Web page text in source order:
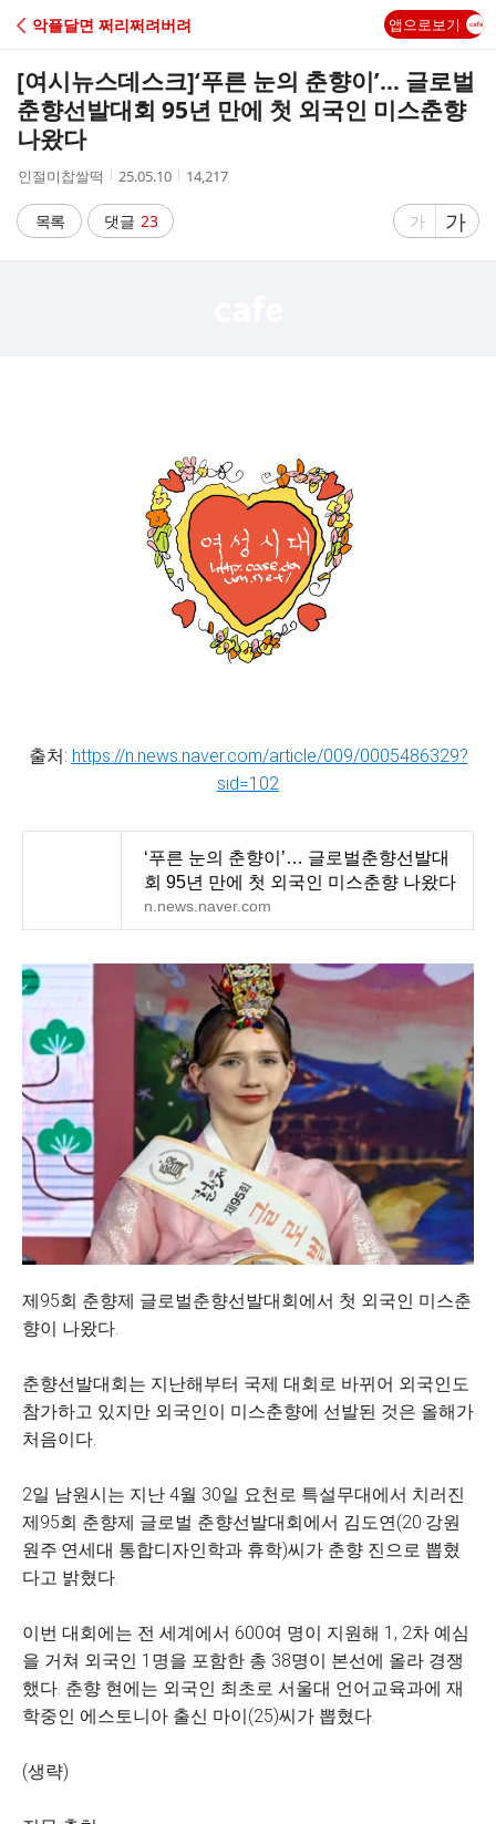
C
A
악플달면 쩌리쩌려버려 앱으로보기
[여시뉴스데스크]‘푸른 눈의 춘향이’… 글로벌
춘향선발대회 95년 만에 첫 외국인 미스춘향
나왔다
작
자
인절미찹쌀떡
작
시
간
25.05.10
조
14,217
목록 댓글 23
글
가
글
자
가
출처: https://n.news.naver.com/article/009/0005486329?
sid=102
‘푸른 눈의 춘향이’… 글로벌춘향선발대
회 95년 만에 첫 외국인 미스춘향 나왔다
n.news.naver.com
제95회 춘향제 글로벌춘향선발대회에서 첫 외국인 미스춘
향이 나왔다.
춘향선발대회는 지난해부터 국제 대회로 바뀌어 외국인도
참가하고 있지만 외국인이 미스춘향에 선발된 것은 올해가
처음이다.
2일 남원시는 지난 4월 30일 요천로 특설무대에서 치러진
제95회 춘향제 글로벌 춘향선발대회에서 김도연(20·강원
원주·연세대 통합디자인학과 휴학)씨가 춘향 진으로 뽑혔
다고 밝혔다.
이번 대회에는 전 세계에서 600여 명이 지원해 1, 2차 예심
을 거쳐 외국인 1명을 포함한 총 38명이 본선에 올라 경쟁
했다. 춘향 현에는 외국인 최초로 서울대 언어교육과에 재
학중인 에스토니아 출신 마이(25)씨가 뽑혔다.
(생략)